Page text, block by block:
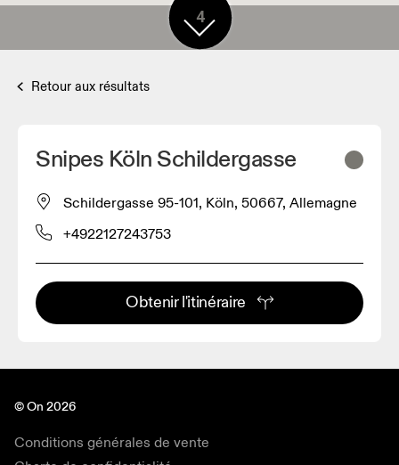
4
Retour aux résultats
Snipes Köln Schildergasse
Schildergasse 95-101, Köln, 50667, Allemagne
+4922127243753
Obtenir l'itinéraire
© On 2026
Conditions générales de vente